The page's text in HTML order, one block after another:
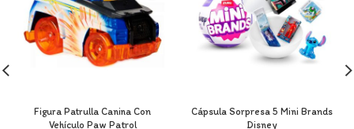
Figura Patrulla Canina Con
Vehículo Paw Patrol
Cápsula Sorpresa 5 Mini Brands
Disney